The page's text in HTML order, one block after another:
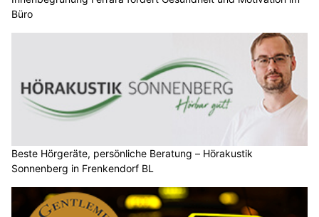
Büro
Beste Hörgeräte, persönliche Beratung – Hörakustik
Sonnenberg in Frenkendorf BL